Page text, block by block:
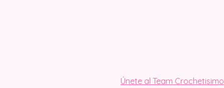
Únete al Team Crochetisimo